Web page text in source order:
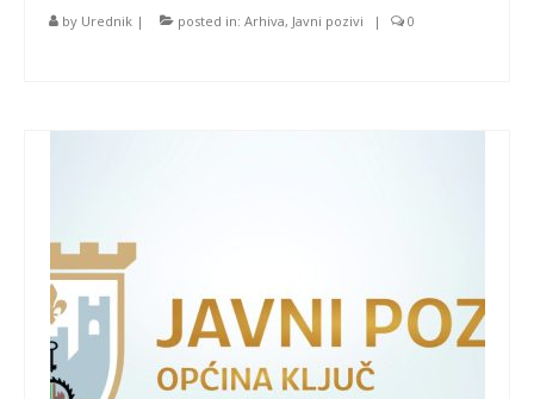
by Urednik | posted in: Arhiva, Javni pozivi | 0